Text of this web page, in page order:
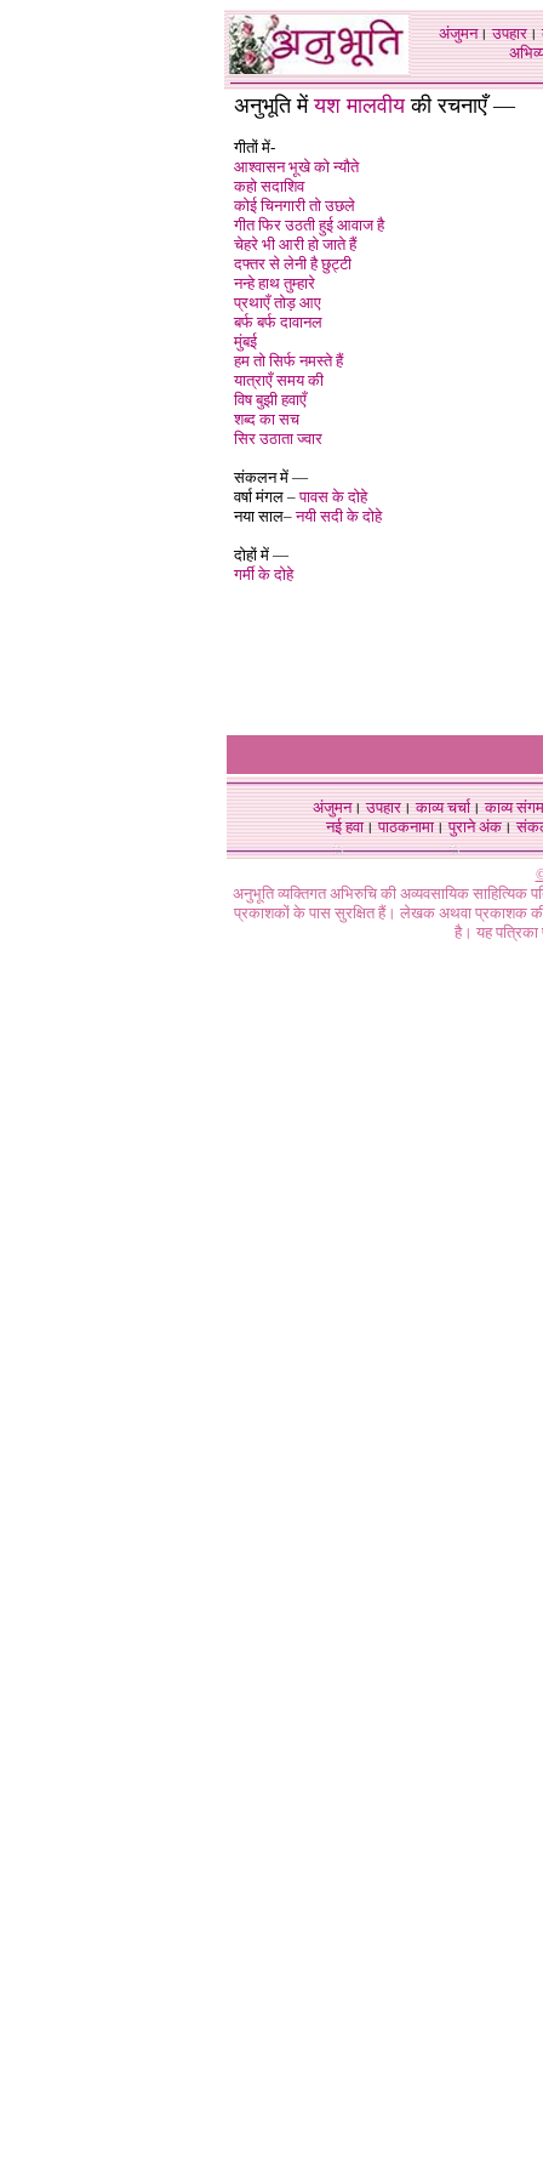
अंजुमन।उपहार।
अनुभूति मेंयश मालवीयकी रचनाएँ —
गीतों में-
आश्वासन भूखे को न्यौते
कहो सदाशिव
कोई चिनगारी तो उछले
गीत फिर उठती हुई आवाज है
चेहरे भी आरी हो जाते हैं
दफ्तर से लेनी है छुट्टी
नन्हे हाथ तुम्हारे
प्रथाएँ तोड़ आए
बर्फ बर्फ दावानल
मुंबई
हम तो सिर्फ नमस्ते हैं
यात्राएँ समय की
विष बुझी हवाएँ
शब्द का सच
सिर उठाता ज्वार
संकलन में —
वर्षा मंगल –पावस के दोहे
नया साल–नयी सदी के दोहे
दोहों में —
गर्मी के दोहे
अंजुमन।उपहार।काव्य चर्चा।काव्य संगम
नई हवा। पाठकनामा। पुराने अंक।
अनुभूति व्यक्तिगत अभिरुचि की अव्यवसायिक
प्रकाशकों के पास सुरक्षित हैं। लेखक अथवा प्रकाशक की
है। यह पत्रिका